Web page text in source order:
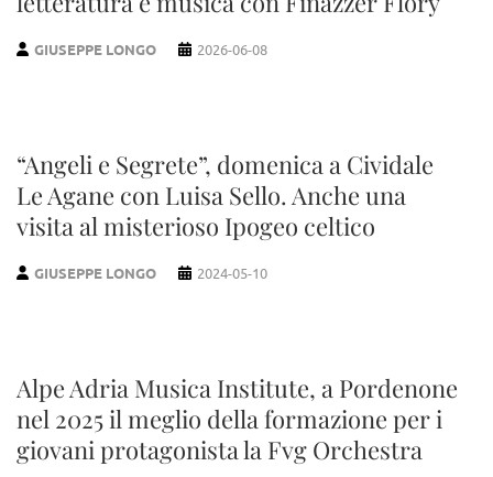
GIUSEPPE LONGO 2026-06-08
“Angeli e Segrete”, domenica a Cividale
Le Agane con Luisa Sello. Anche una
visita al misterioso Ipogeo celtico
GIUSEPPE LONGO 2024-05-10
Alpe Adria Musica Institute, a Pordenone
nel 2025 il meglio della formazione per i
giovani protagonista la Fvg Orchestra